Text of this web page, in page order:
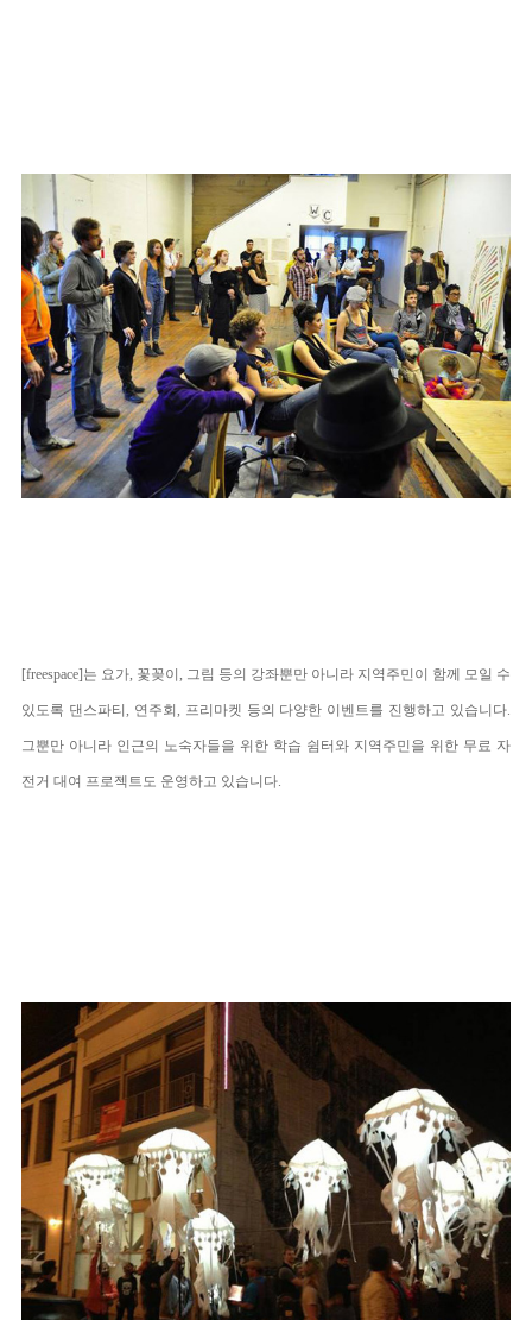
[freespace]는 요가, 꽃꽂이, 그림 등의 강좌뿐만 아니라 지역주민이 함께 모일 수
있도록 댄스파티, 연주회, 프리마켓 등의 다양한 이벤트를 진행하고 있습니다.
그뿐만 아니라 인근의 노숙자들을 위한 학습 쉼터와 지역주민을 위한 무료 자
전거 대여 프로젝트도 운영하고 있습니다.